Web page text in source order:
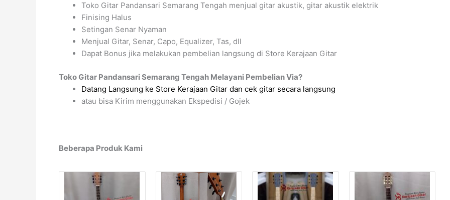
Toko Gitar Pandansari Semarang Tengah menjual gitar akustik, gitar akustik elektrik
Finising Halus
Setingan Senar Nyaman
Menjual Gitar, Senar, Capo, Equalizer, Tas, dll
Dapat Bonus jika melakukan pembelian langsung di Store Kerajaan Gitar
Toko Gitar Pandansari Semarang Tengah Melayani Pembelian Via?
Datang Langsung ke Store Kerajaan Gitar dan cek gitar secara langsung
atau bisa Kirim menggunakan Ekspedisi / Gojek
Beberapa Produk Kami